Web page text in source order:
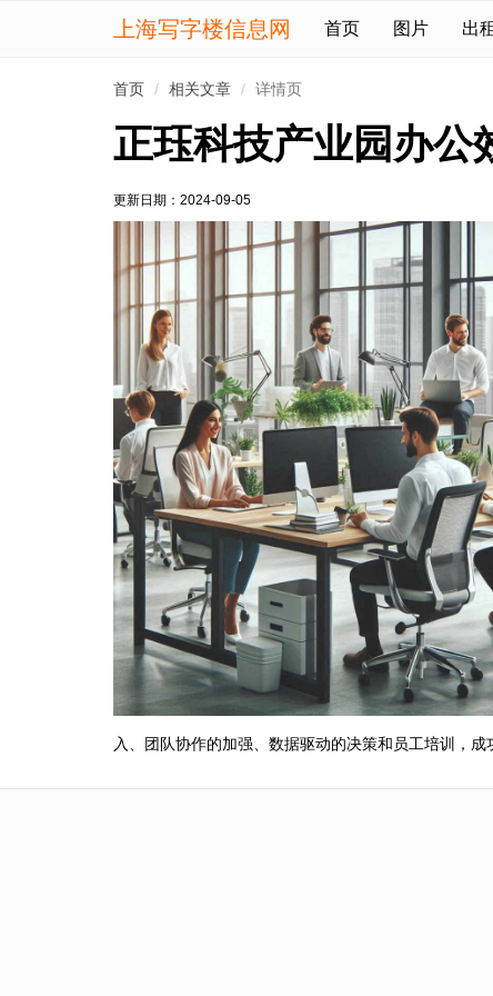
上海写字楼信息网 首页 图片 出租
首页 相关文章 详情页
正珏科技产业园办公
更新日期：2024-09-05
入、团队协作的加强、数据驱动的决策和员工培训，